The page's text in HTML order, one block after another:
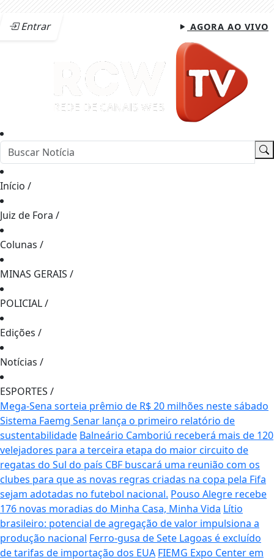
Entrar AGORA AO VIVO
Início /
Juiz de Fora /
Colunas /
MINAS GERAIS /
POLICIAL/
Edições /
Notícias /
ESPORTES /
Mega-Sena sorteia prêmio de R$ 20 milhões neste sábado
Sistema Faemg Senar lança o primeiro relatório de
sustentabilidade Balneário Camboriú receberá mais de 120
velejadores para a terceira etapa do maior circuito de
regatas do Sul do país CBF buscará uma reunião com os
clubes para que as novas regras criadas na copa pela Fifa
sejam adotadas no futebol nacional. Pouso Alegre recebe
176 novas moradias do Minha Casa, Minha Vida Lítio
brasileiro: potencial de agregação de valor impulsiona a
produção nacional Ferro-gusa de Sete Lagoas é excluído
de tarifas de importação dos EUA FIEMG Expo Center em